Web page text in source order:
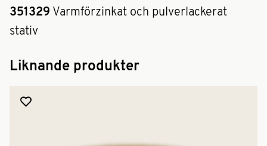
351329 Varmförzinkat och pulverlackerat
stativ
Liknande produkter
Lägg till produkt i favoriter